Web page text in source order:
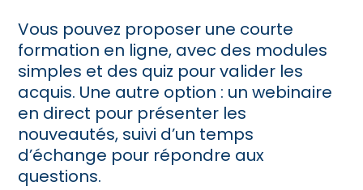
Vous pouvez proposer une courte
formation en ligne, avec des modules
simples et des quiz pour valider les
acquis. Une autre option : un webinaire
en direct pour présenter les
nouveautés, suivi d’un temps
d’échange pour répondre aux
questions.